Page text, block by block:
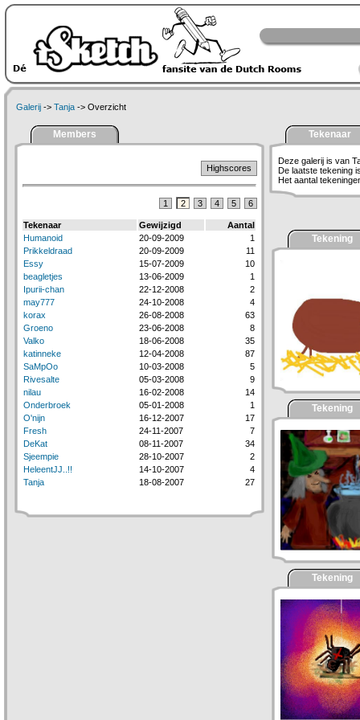
Galerij -> Tanja -> Overzicht
Members
Highscores
1 2 3 4 5 6
Tekenaar Gewijzigd
Aantal
Humanoid
20-09-2009
1
Prikkeldraad
20-09-2009
11
Essy
15-07-2009
10
beagletjes
13-06-2009
1
Ipurii-chan
22-12-2008
2
may777
24-10-2008
4
korax
26-08-2008
63
Groeno
23-06-2008
8
Valko
18-06-2008
35
katinneke
12-04-2008
87
SaMpOo
10-03-2008
5
Rivesalte
05-03-2008
9
nilau
16-02-2008
14
Onderbroek
05-01-2008
1
O'nijn
16-12-2007
17
Fresh
24-11-2007
7
DeKat
08-11-2007
34
Sjeempie
28-10-2007
2
HeleentJJ..!!
14-10-2007
4
Tanja
18-08-2007 27
Tekenaar
Deze galerij is van
De laatste tekening
Het aantal
Tekening
Tekening
Tekening